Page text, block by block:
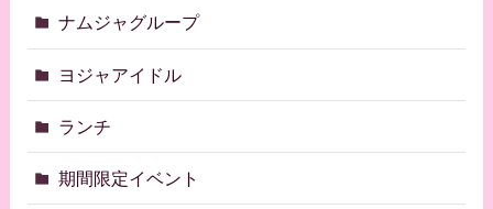
ナムジャグループ
ヨジャアイドル
ランチ
期間限定イベント